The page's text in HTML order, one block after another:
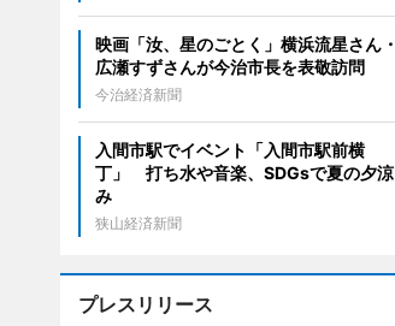
映画「汝、星のごとく」横浜流星さん・
広瀬すずさんが今治市長を表敬訪問
今治経済新聞
入間市駅でイベント「入間市駅前横
丁」 打ち水や音楽、SDGsで夏の夕涼
み
狭山経済新聞
プレスリリース